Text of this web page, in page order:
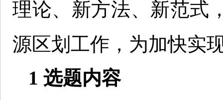
理论、新方法、新范式
源区划工作，为加快实
1 选题内容